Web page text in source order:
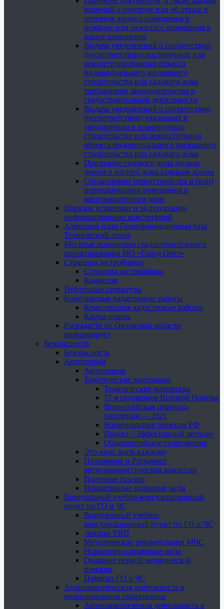
решений о переводе или об отказе в
переводе жилого помещения в
нежилое или нежилого помещения в
жилое помещение
Выдача уведомлений о соответствии
(несоответствии) построенных или
реконструированных объекта
индивидуального жилищного
строительства или садового дома
требованиям законодательства о
градостроительной деятельности
Выдача уведомлений о соответствии
(несоответствии) указанных в
уведомлении о планируемых
строительстве или реконструкции
объекта индивидуального жилищного
строительства или садового дома
Признание садового дома жилым
домом и жилого дома садовым домом
Согласование переустройства и (или)
перепланировки помещения в
многоквартирном доме
Порядок установки и эксплуатации
информационных конструкций
Адресный план Геоинформационная база
Технический архив
Местные нормативы градостроительного
проектирования МО «Город Орёл»
Страница застройщика
Страница застройщика
Комиссия
Публичные сервитуты
Комплексные кадастровые работы
Комплексные кадастровые работы
Карты-планы
Роскадастр по Орловской области
информирует
Безопасность
Безопасность
Антитеррор
Антитеррор
Тематические материалы
Тематические материалы
77-я годовщина Великой Победы
Всероссийская перепись
населения — 2021
Национальные проекты РФ
Проект «Эффективный регион»
Общероссийское голосование
Это надо знать каждому
Положение и Регламент
антитеррористической комиссии
Полезные ссылки
Нормативные правовые акты
Виртуальный учебно-консультационный
пункт по ГО и ЧС
Виртуальный учебно-
консультационный пункт по ГО и ЧС
Лекции УКП
Методические рекомендации МЧС
Нормативно-правовые акты
Оказание первой медицинской
помощи
Памятки ГО и ЧС
Антинаркотическая деятельность в
муниципальном образовании
Антинаркотическая деятельность в